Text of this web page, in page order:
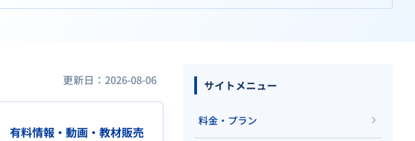
更新日：2026-08-06
有料情報・動画・教材販売
サイトメニュー
料金・プラン